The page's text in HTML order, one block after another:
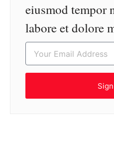
eiusmod tempor
labore et dolore